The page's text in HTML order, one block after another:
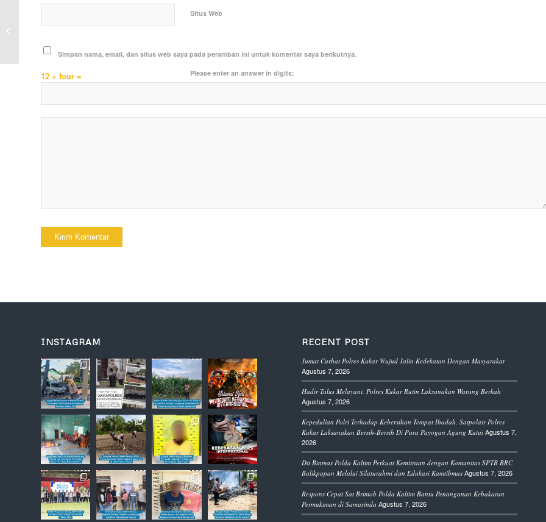
Situs Web
Simpan nama, email, dan situs web saya pada peramban ini untuk komentar saya berikutnya.
Please enter an answer in digits:
12 + four =
INSTAGRAM RECENT POST
Jumat Curhat Polres Kukar Wujud Jalin Kedekatan Dengan Masyarakat
Agustus 7, 2026
Hadir Tulus Melayani, Polres Kukar Rutin Laksanakan Warung Berkah
Agustus 7, 2026
Kepedulian Polri Terhadap Kebersihan Tempat Ibadah, Satpolair Polres
Kukar Laksanakan Bersih-Bersih Di Pura Payogan Agung Kutai Agustus 7,
2026
Dit Binmas Polda Kaltim Perkuat Kemitraan dengan Komunitas SPTB BRC
Balikpapan Melalui Silaturahmi dan Edukasi Kamtibmas Agustus 7, 2026
Respons Cepat Sat Brimob Polda Kaltim Bantu Penanganan Kebakaran
Permukiman di Samarinda Agustus 7, 2026
Gelar Strong Point Pagi di SDN 002